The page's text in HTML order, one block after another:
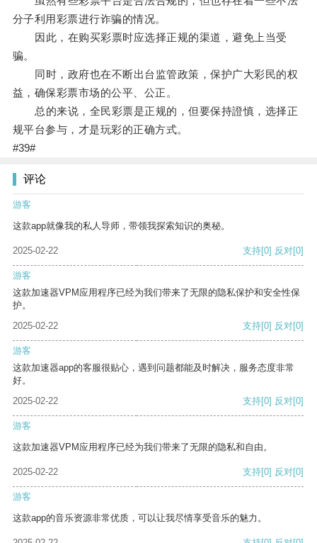
分子利用彩票进行诈骗的情况。
因此，在购买彩票时应选择正规的渠道，避免上当受
骗。
同时，政府也在不断出台监管政策，保护广大彩民的权
益，确保彩票市场的公平、公正。
总的来说，全民彩票是正规的，但要保持證慎，选择正
规平台参与，才是玩彩的正确方式。
#39#
评论
游客
这款app就像我的私人导师，带领我探索知识的奥秘。
2025-02-22 支持[0] 反对[0]
游客
这款加速器VPM应用程序已经为我们带来了无限的隐私保护和安全性保
护。
2025-02-22
支持[0] 反对[0]
游客
这款加速器app的客服很贴心，遇到问题都能及时解决，服务态度非常
好。
2025-02-22
支持[0] 反对[0]
游客
这款加速器VPM应用程序已经为我们带来了无限的隐私和自由。
2025-02-22 支持[0] 反对[0]
游客
这款app的音乐资源非常优质，可以让我尽情享受音乐的魅力。